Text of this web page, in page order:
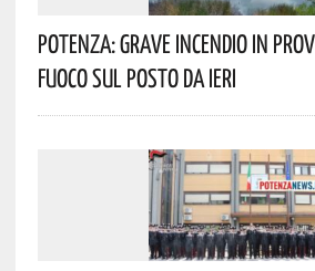
Potenza: Grave Incendio In
Fuoco Sul Posto Da Ieri